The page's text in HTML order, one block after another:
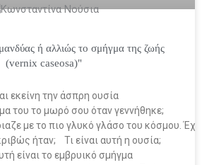
ή αλλιώς το σμήγμα της ζωής
(vernix caseosa)"
εκείνη την άσπρη ουσία
του το μωρό σου όταν γεννήθηκε;
με το πιο γλυκό γλάσο του κόσμου.
ήταν; Τι είναι αυτή η ουσία;
είναι το εμβρυικό σμήγμα